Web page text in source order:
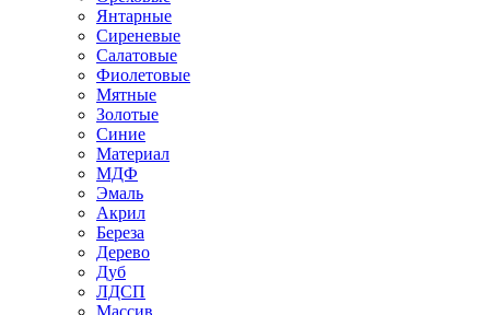
Янтарные
Сиреневые
Салатовые
Фиолетовые
Мятные
Золотые
Синие
Материал
МДФ
Эмаль
Акрил
Береза
Дерево
Дуб
ЛДСП
Массив